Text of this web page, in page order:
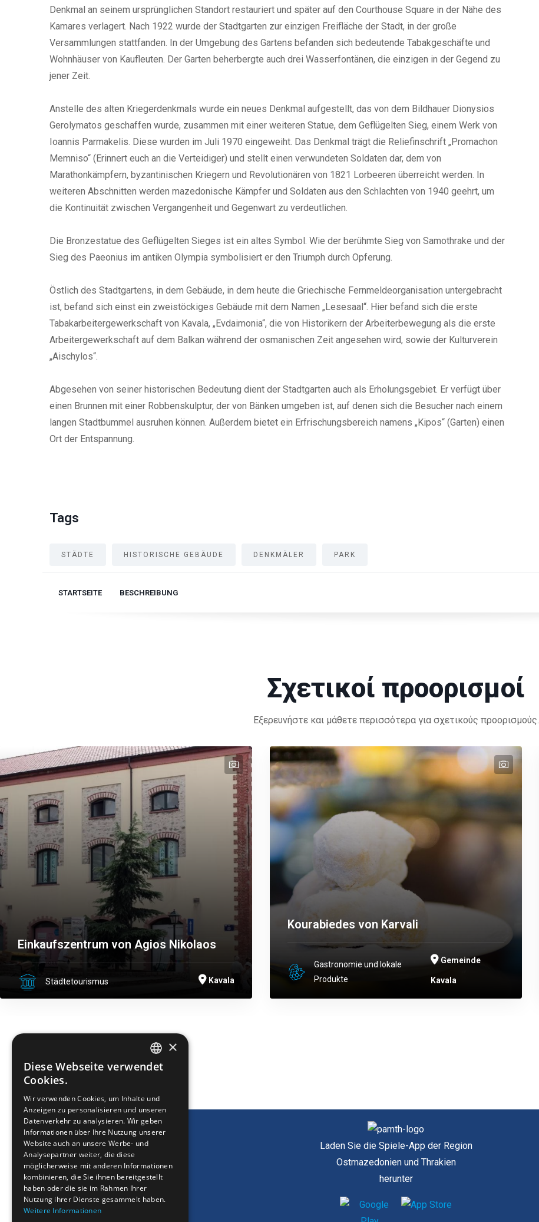
Denkmal an seinem ursprünglichen Standort restauriert und später auf den Courthouse Square in der Nähe des
Kamares verlagert. Nach 1922 wurde der Stadtgarten zur einzigen Freifläche der Stadt, in der große
Versammlungen stattfanden. In der Umgebung des Gartens befanden sich bedeutende Tabakgeschäfte und
Wohnhäuser von Kaufleuten. Der Garten beherbergte auch drei Wasserfontänen, die einzigen in der Gegend zu
jener Zeit.
Anstelle des alten Kriegerdenkmals wurde ein neues Denkmal aufgestellt, das von dem Bildhauer Dionysios
Gerolymatos geschaffen wurde, zusammen mit einer weiteren Statue, dem Geflügelten Sieg, einem Werk von
Ioannis Parmakelis. Diese wurden im Juli 1970 eingeweiht. Das Denkmal trägt die Reliefinschrift „Promachon
Memniso“ (Erinnert euch an die Verteidiger) und stellt einen verwundeten Soldaten dar, dem von
Marathonkämpfern, byzantinischen Kriegern und Revolutionären von 1821 Lorbeeren überreicht werden. In
weiteren Abschnitten werden mazedonische Kämpfer und Soldaten aus den Schlachten von 1940 geehrt, um
die Kontinuität zwischen Vergangenheit und Gegenwart zu verdeutlichen.
Die Bronzestatue des Geflügelten Sieges ist ein altes Symbol. Wie der berühmte Sieg von Samothrake und der
Sieg des Paeonius im antiken Olympia symbolisiert er den Triumph durch Opferung.
Östlich des Stadtgartens, in dem Gebäude, in dem heute die Griechische Fernmeldeorganisation untergebracht
ist, befand sich einst ein zweistöckiges Gebäude mit dem Namen „Lesesaal“. Hier befand sich die erste
Tabakarbeitergewerkschaft von Kavala, „Evdaimonia“, die von Historikern der Arbeiterbewegung als die erste
Arbeitergewerkschaft auf dem Balkan während der osmanischen Zeit angesehen wird, sowie der Kulturverein
„Aischylos“.
Abgesehen von seiner historischen Bedeutung dient der Stadtgarten auch als Erholungsgebiet. Er verfügt über
einen Brunnen mit einer Robbenskulptur, der von Bänken umgeben ist, auf denen sich die Besucher nach einem
langen Stadtbummel ausruhen können. Außerdem bietet ein Erfrischungsbereich namens „Kipos“ (Garten) einen
Ort der Entspannung.
Tags
STÄDTE HISTORISCHE GEBÄUDE DENKMÄLER PARK
STARTSEITE BESCHREIBUNG
Σχετικοί προορισμοί
Εξερευνήστε και μάθετε περισσότερα για σχετικούς προορισμούς.
text
text
Einkaufszentrum von Agios Nikolaos
Städtetourismus Kavala
text
Kourabiedes von Karvali
Gastronomie und lokale
Produkte
Gemeinde
Kavala
Laden Sie die Spiele-App der Region
Ostmazedonien und Thrakien
herunter
ENGLISH
FRENCH
BULGARIAN
ROMANIAN
TURKISH
×
Diese Webseite verwendet
Cookies.
Wir verwenden Cookies, um Inhalte und
Anzeigen zu personalisieren und unseren
Datenverkehr zu analysieren. Wir geben
Informationen über Ihre Nutzung unserer
Website auch an unsere Werbe- und
Analysepartner weiter, die diese
möglicherweise mit anderen Informationen
kombinieren, die Sie ihnen bereitgestellt
haben oder die sie im Rahmen Ihrer
Nutzung ihrer Dienste gesammelt haben.
Weitere Informationen